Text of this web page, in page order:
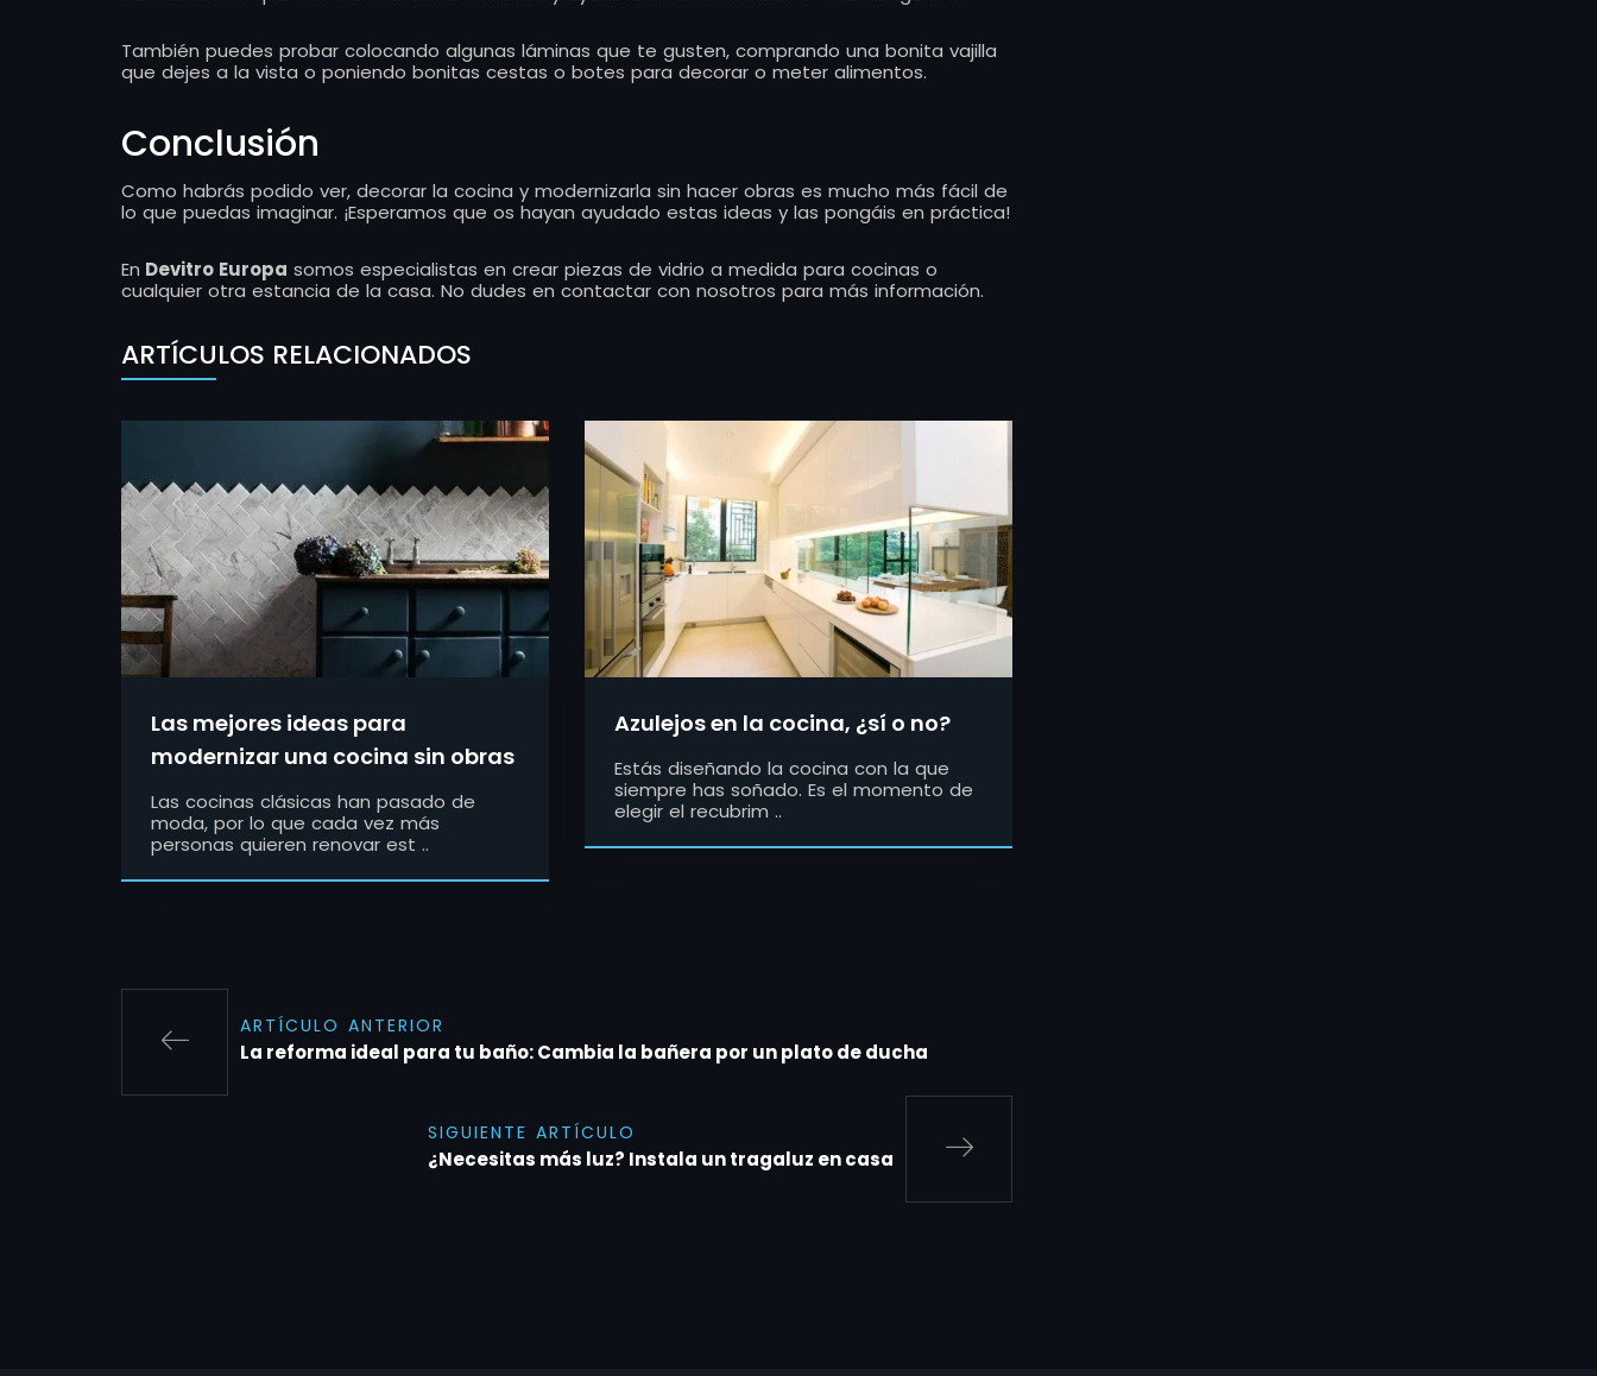
También puedes probar colocando algunas láminas que te gusten, comprando una bonita vajilla
que dejes a la vista o poniendo bonitas cestas o botes para decorar o meter alimentos.
Conclusión
Como habrás podido ver, decorar la cocina y modernizarla sin hacer obras es mucho más fácil de
lo que puedas imaginar. ¡Esperamos que os hayan ayudado estas ideas y las pongáis en práctica!
En Devitro Europa somos especialistas en crear piezas de vidrio a medida para cocinas o
cualquier otra estancia de la casa. No dudes en contactar con nosotros para más información.
ARTÍCULOS RELACIONADOS
Las mejores ideas para
modernizar una cocina sin obras
Las cocinas clásicas han pasado de
moda, por lo que cada vez más
personas quieren renovar est ..
Azulejos en la cocina, ¿sí o no?
Estás diseñando la cocina con la que
siempre has soñado. Es el momento de
elegir el recubrim ..
ARTÍCULO ANTERIOR
La reforma ideal para tu baño: Cambia la bañera por un plato de ducha
SIGUIENTE ARTÍCULO
¿Necesitas más luz? Instala un tragaluz en casa